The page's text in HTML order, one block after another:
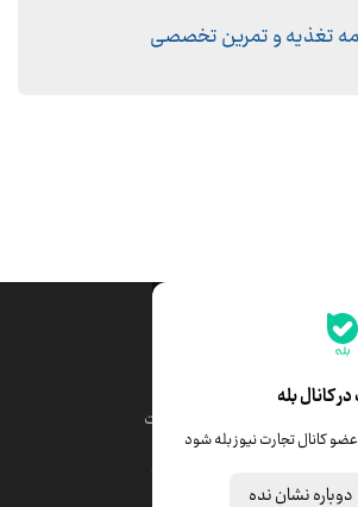
تغذیه و تمرین تخصصی
کانال بله
کانال تجارت نیوز بله شود
دوباره نشان نده
قیمت درهم امارات